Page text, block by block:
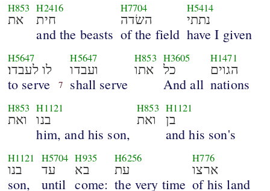
H853
את
H2416
חית
and the beasts
H7704
השׂדה
of the field
H5414
נתתי
have I given
H5647
לו לעבדו׃
to serve 7
H5647
ועבדו
shall serve
H853
אתו
H3605
כל
And all
H1471
הגוים
nations
H853
ואת
H1121
בנו
him, and his son,
H853
ואת
H1121
בן
and his son's
H1121
בנו
son,
H5704
עד
until
H935
בא
come:
H6256
עת
the very time
H776
ארצו
of his land